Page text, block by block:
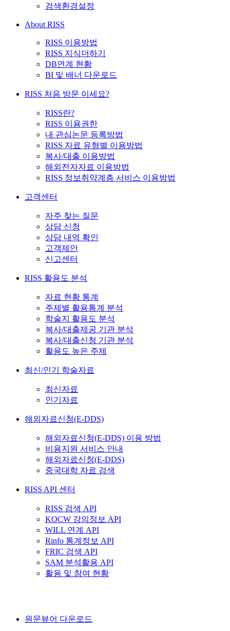
검색환경설정
About RISS
RISS 이용방법
RISS 지식더하기
DB연계 현황
BI 및 배너 다운로드
RISS 처음 방문 이세요?
RISS란?
RISS 이용권한
내 관심논문 등록방법
RISS 자료 유형별 이용방법
복사/대출 이용방법
해외전자자료 이용방법
RISS 정보취약계층 서비스 이용방법
고객센터
자주 찾는 질문
상담 신청
상담 내역 확인
고객제안
신고센터
RISS 활용도 분석
자료 현황 통계
주제별 활용통계 분석
학술지 활용도 분석
복사/대출제공 기관 분석
복사/대출신청 기관 분석
활용도 높은 주제
최신/인기 학술자료
최신자료
인기자료
해외자료신청(E-DDS)
해외자료신청(E-DDS) 이용 방법
비용지원 서비스 안내
해외자료신청(E-DDS)
중국대학 자료 검색
RISS API 센터
RISS 검색 API
KOCW 강의정보 API
WILL 연계 API
Rinfo 통계정보 API
FRIC 검색 API
SAM 분석활용 API
활용 및 참여 현황
원문뷰어 다운로드